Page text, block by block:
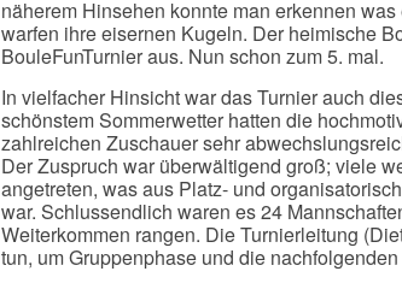
näherem Hinsehen konnte man erkennen
warfen ihre eisernen Kugeln. Der heimische
BouleFunTurnier aus. Nun schon zum 5. mal.
In vielfacher Hinsicht war das Turnier auch
schönstem Sommerwetter hatten die
zahlreichen Zuschauer sehr
Der Zuspruch war überwältigend groß; viele
angetreten, was aus Platz- und
war. Schlussendlich waren es 24
Weiterkommen rangen. Die Turnierleitung
tun, um Gruppenphase und die